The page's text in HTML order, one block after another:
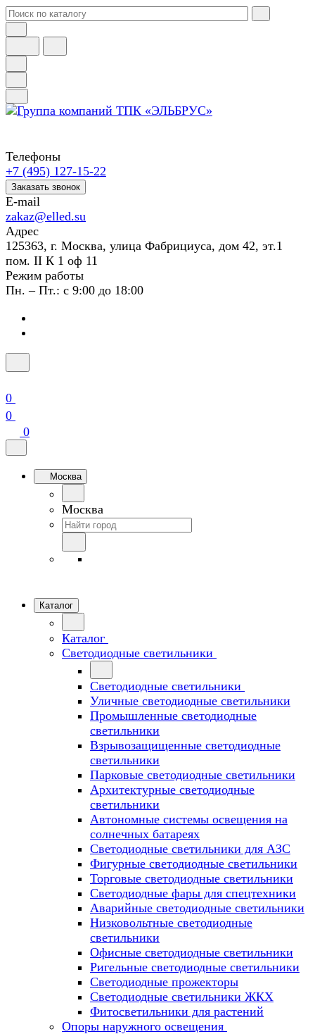
Телефоны
+7 (495) 127-15-22
Заказать звонок
E-mail
zakaz@elled.su
Адрес
125363, г. Москва, улица Фабрициуса, дом 42, эт.1
пом. II К 1 оф 11
Режим работы
Пн. – Пт.: с 9:00 до 18:00
0
0
0
Москва
Москва
Каталог
Каталог
Светодиодные светильники
Светодиодные светильники
Уличные светодиодные светильники
Промышленные светодиодные
светильники
Взрывозащищенные светодиодные
светильники
Парковые светодиодные светильники
Архитектурные светодиодные
светильники
Автономные системы освещения на
солнечных батареях
Светодиодные светильники для АЗС
Фигурные светодиодные светильники
Торговые светодиодные светильники
Cветодиодные фары для спецтехники
Аварийные светодиодные светильники
Низковольтные светодиодные
светильники
Офисные светодиодные светильники
Ригельные светодиодные светильники
Светодиодные прожекторы
Светодиодные светильники ЖКХ
Фитосветильники для растений
Опоры наружного освещения